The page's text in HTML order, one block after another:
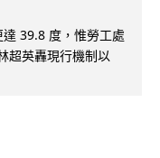
39.8 度，惟勞工處
超英轟現行機制以